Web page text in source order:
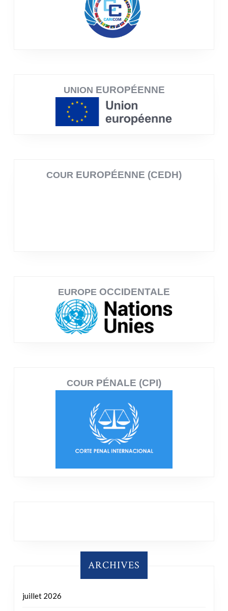
UNION EUROPÉENNE
COUR EUROPÉENNE (CEDH)
EUROPE OCCIDENTALE
COUR PÉNALE (CPI)
ARCHIVES
juillet 2026